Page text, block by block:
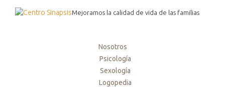
Mejoramos la calidad de vida de las familias
Nosotros
Psicología
Sexología
Logopedia